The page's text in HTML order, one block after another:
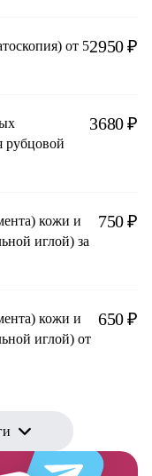
от 52950 ₽
рубцовой
3680 ₽
кожи и
иглой) за
750 ₽
кожи и
иглой) от
650 ₽